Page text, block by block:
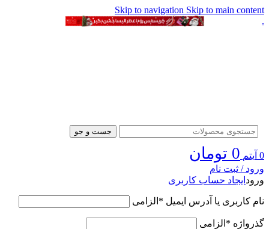
Skip to navigation Skip to main content
.
جست و جو
0 آیتم 0 تومان
ورود / ثبت نام
ورود ایجاد حساب کاربری
نام کاربری یا آدرس ایمیل * الزامی
گذرواژه * الزامی